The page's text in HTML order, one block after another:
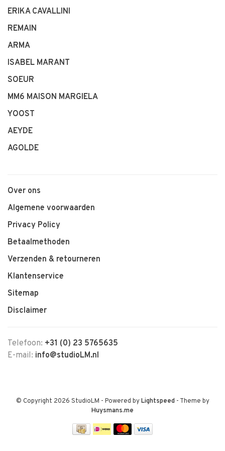
ERIKA CAVALLINI
REMAIN
ARMA
ISABEL MARANT
SOEUR
MM6 MAISON MARGIELA
YOOST
AEYDE
AGOLDE
Over ons
Algemene voorwaarden
Privacy Policy
Betaalmethoden
Verzenden & retourneren
Klantenservice
Sitemap
Disclaimer
Telefoon: +31 (0) 23 5765635
E-mail: info@studioLM.nl
© Copyright 2026 StudioLM - Powered byLightspeed- Theme by
Huysmans.me